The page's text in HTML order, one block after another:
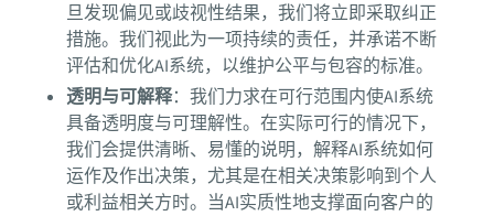
旦发现偏见或歧视性结果，我们将立即采取纠正
措施。我们视此为一项持续的责任，并承诺不断
评估和优化AI系统，以维护公平与包容的标准。
透明与可解释：我们力求在可行范围内使AI系统
具备透明度与可理解性。在实际可行的情况下，
我们会提供清晰、易懂的说明，解释AI系统如何
运作及作出决策，尤其是在相关决策影响到个人
或利益相关方时。当AI实质性地支撑面向客户的